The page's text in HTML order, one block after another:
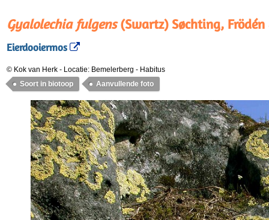
Gyalolechia fulgens(Swartz) Søchting, Frödén
Eierdooiermos
© Kok van Herk - Locatie: Bemelerberg - Habitus
Soort in biotoop
Aanvullende foto